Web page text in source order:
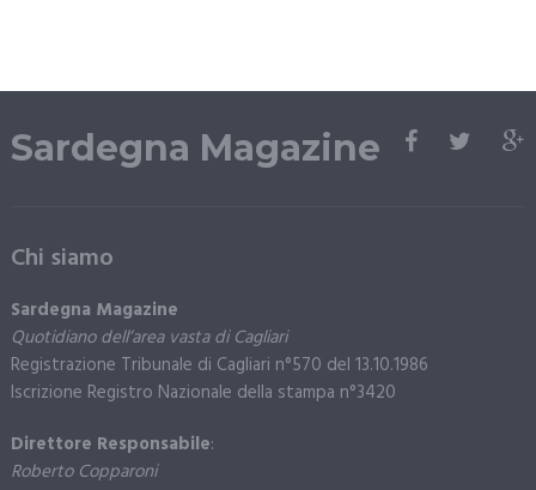
Sardegna Magazine
Chi siamo
Sardegna Magazine
Quotidiano dell’area vasta di Cagliari
Registrazione Tribunale di Cagliari n°570 del 13.10.1986
Iscrizione Registro Nazionale della stampa n°3420
Direttore Responsabile:
Roberto Copparoni